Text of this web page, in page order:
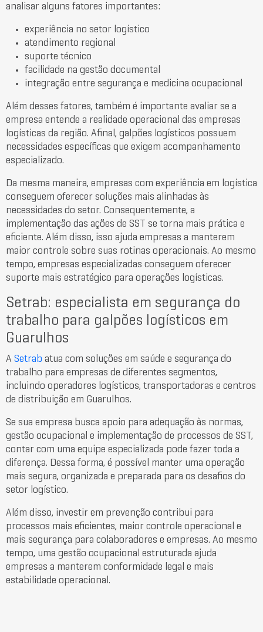
analisar alguns fatores importantes:
experiência no setor logístico
atendimento regional
suporte técnico
facilidade na gestão documental
integração entre segurança e medicina ocupacional
Além desses fatores, também é importante avaliar se a
empresa entende a realidade operacional das empresas
logísticas da região. Afinal, galpões logísticos possuem
necessidades específicas que exigem acompanhamento
especializado.
Da mesma maneira, empresas com experiência em logística
conseguem oferecer soluções mais alinhadas às
necessidades do setor. Consequentemente, a
implementação das ações de SST se torna mais prática e
eficiente. Além disso, isso ajuda empresas a manterem
maior controle sobre suas rotinas operacionais. Ao mesmo
tempo, empresas especializadas conseguem oferecer
suporte mais estratégico para operações logísticas.
Setrab: especialista em segurança do
trabalho para galpões logísticos em
Guarulhos
A Setrab atua com soluções em saúde e segurança do
trabalho para empresas de diferentes segmentos,
incluindo operadores logísticos, transportadoras e centros
de distribuição em Guarulhos.
Se sua empresa busca apoio para adequação às normas,
gestão ocupacional e implementação de processos de SST,
contar com uma equipe especializada pode fazer toda a
diferença. Dessa forma, é possível manter uma operação
mais segura, organizada e preparada para os desafios do
setor logístico.
Além disso, investir em prevenção contribui para
processos mais eficientes, maior controle operacional e
mais segurança para colaboradores e empresas. Ao mesmo
tempo, uma gestão ocupacional estruturada ajuda
empresas a manterem conformidade legal e mais
estabilidade operacional.